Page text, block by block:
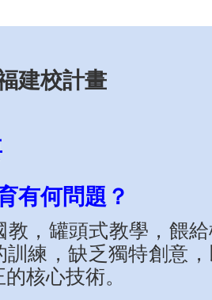
建校計畫
有何問題？
教，罐頭式教學，餵
訓練，缺乏獨特創意
核心技術。